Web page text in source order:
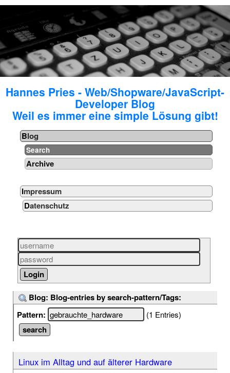
Hannes Pries - Web/Shopware/JavaScript-
Developer Blog
Weil es immer eine simple Lösung gibt!
Blog
Search
Archive
Impressum
Datenschutz
Blog: Blog-entries by search-pattern/Tags:
Pattern:
(1 Entries)
Linux im Alltag und auf älterer Hardware